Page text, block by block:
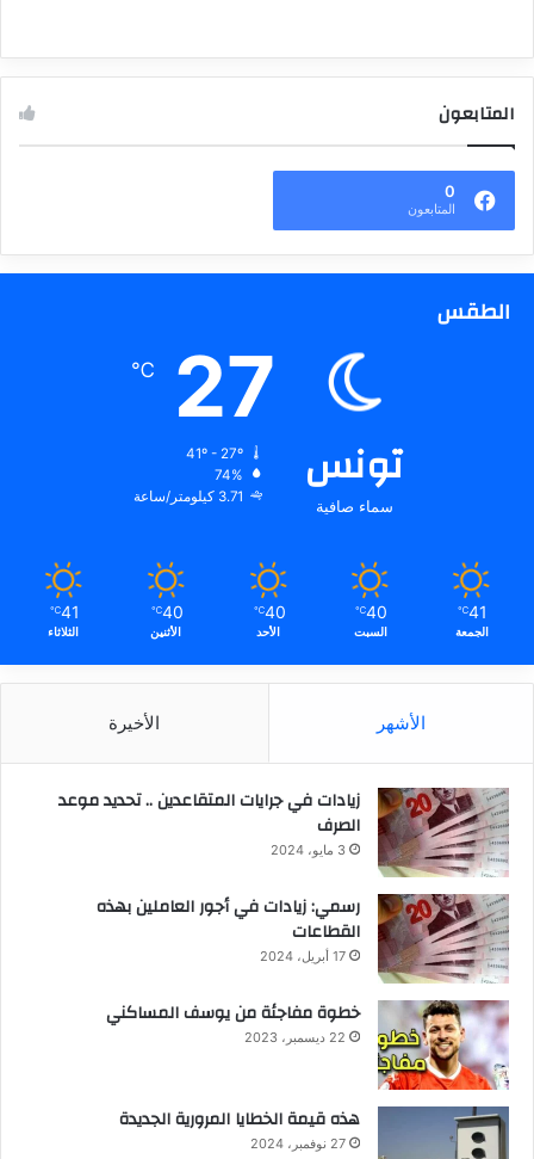
المتابعون
0
المتابعون
الطقس
تونس
سماء صافية
27
℃
74%
3.71 كيلومتر/ساعة
41
℃
الجمعة
40
℃
السبت
40
℃
الأحد
40
℃
الأثنين
41
℃
الثلاثاء
الأشهر الأخيرة
زيادات في جرايات المتقاعدين .. تحديد موعد
الصرف
3 مايو، 2024
رسمي: زيادات في أجور العاملين بهذه
القطاعات
17 أبريل، 2024
خطوة مفاجئة من يوسف المساكني
22 ديسمبر، 2023
هذه قيمة الخطايا المرورية الجديدة
27 نوفمبر، 2024